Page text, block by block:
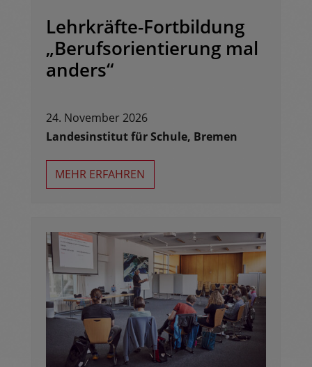
Lehrkräfte-Fortbildung
„Berufsorientierung mal
anders“
24. November 2026
Landesinstitut für Schule, Bremen
MEHR ERFAHREN